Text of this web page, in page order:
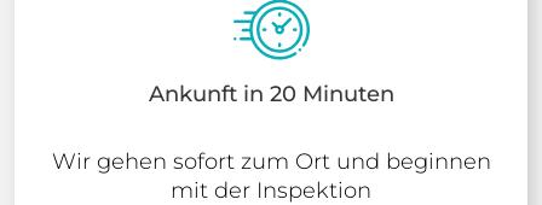
Ankunft in 20 Minuten
Wir gehen sofort zum Ort und beginnen
mit der Inspektion